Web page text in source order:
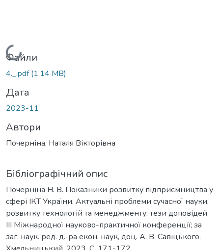
Вантажиться...
Файли
4._.pdf(1.14 MB)
Дата
2023-11
Автори
Почерніна, Наталя Вікторівна
Бібліографічний опис
Почерніна Н. В. Показники розвитку підприємництва у
сфері ІКТ України. Актуальні проблеми сучасної науки,
розвитку технологій та менеджменту: тези доповідей
IIІ Міжнародної науково-практичної конференції; за
заг. наук. ред. д.-ра екон. наук, доц. А. В. Савіцького.